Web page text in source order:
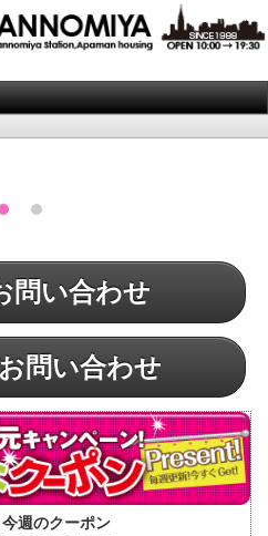
問い合わせ
問い合わせ
週のクーポン